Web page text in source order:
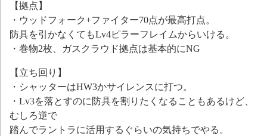
【拠点】
・ウッドフォーク+ファイター70点が最高打点。
防具を引かなくてもLv4ピラーフレイムからいける。
・巻物2枚、ガスクラウド拠点は基本的にNG
【立ち回り】
・シャッターはHW3かサイレンスに打つ。
・Lv3を落とすのに防具を割りたくなることもあるけど、
むしろ逆で
踏んでラントラに活用するぐらいの気持ちでやる。